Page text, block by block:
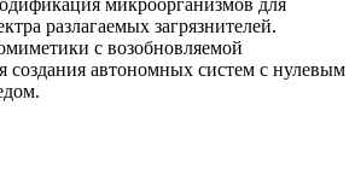
разлагаемых загрязнителей.
с возобновляемой
создания автономных систем с нулевым